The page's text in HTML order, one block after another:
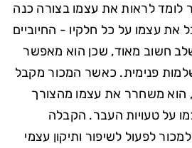
לומד לראות את עצמו בצורה כנה
את עצמו על כל חלקיו - החיוביים
חשוב מאוד, שכן הוא מאפשר
פנימית. כאשר המכור מקבל
הוא משחרר את עצמו מהצורך
על טעויות העבר. הקבלה
לפעול לשיפור ותיקון עצמי